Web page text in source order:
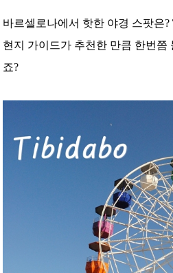
바르셀로나에서 핫한 야경 스팟은?
현지 가이드가 추천한 만큼 한번쯤
죠?